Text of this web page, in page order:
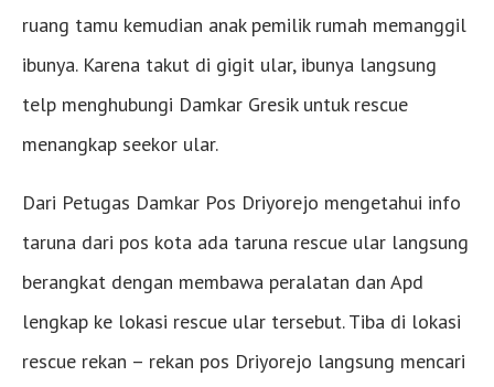
ruang tamu kemudian anak pemilik rumah memanggil
ibunya. Karena takut di gigit ular, ibunya langsung
telp menghubungi Damkar Gresik untuk rescue
menangkap seekor ular.
Dari Petugas Damkar Pos Driyorejo mengetahui info
taruna dari pos kota ada taruna rescue ular langsung
berangkat dengan membawa peralatan dan Apd
lengkap ke lokasi rescue ular tersebut. Tiba di lokasi
rescue rekan – rekan pos Driyorejo langsung mencari